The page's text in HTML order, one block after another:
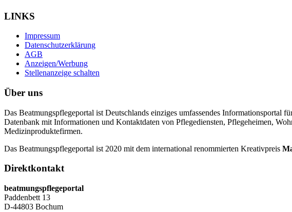
LINKS
Impressum
Datenschutzerklärung
AGB
Anzeigen/Werbung
Stellenanzeige schalten
Über uns
Das Beatmungspflegeportal ist Deutschlands einziges umfassendes
Datenbank mit Informationen und Kontaktdaten von Pflegediensten, Pflegeheimen,
Medizinproduktefirmen.
Das Beatmungspflegeportal ist 2020 mit dem international renommierten Kreativpreis
Direktkontakt
beatmungspflegeportal
Paddenbett 13
D-44803 Bochum